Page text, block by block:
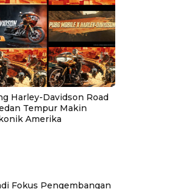
Harley-Davidson Road
Tempur Makin
Amerika
Fokus Pengembangan